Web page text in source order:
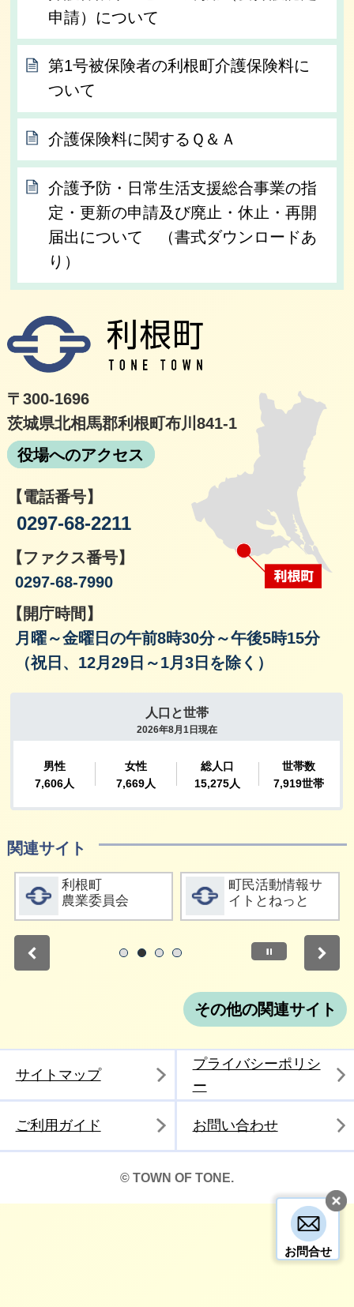
お問合せ
申請）について
第1号被保険者の利根町介護保険料に
ついて
介護保険料に関するＱ＆Ａ
介護予防・日常生活支援総合事業の指
定・更新の申請及び廃止・休止・再開
届出について （書式ダウンロードあ
り）
〒300-1696
茨城県北相馬郡利根町布川841-1
役場へのアクセス
【電話番号】
0297-68-2211
【ファクス番号】
0297-68-7990
【開庁時間】
月曜～金曜日の午前8時30分～午後5時15分
（祝日、12月29日～1月3日を除く）
関連サイト
詳細をみる
利根町
農業委員会
詳細をみる
町民活動情報サ
イトとねっと
停止
その他の関連サイト
サイトマップ
プライバシーポリシ
ー
ご利用ガイド お問い合わせ
© TOWN OF TONE.